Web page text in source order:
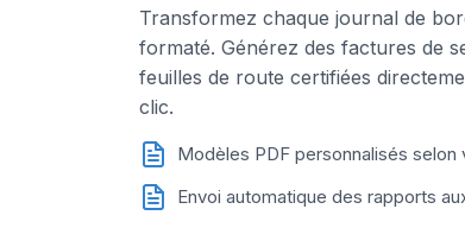
Transformez chaque journal de
formaté. Générez des factures de
feuilles de route certifiées
clic.
Modèles PDF personnalisés selon
Envoi automatique des rapports